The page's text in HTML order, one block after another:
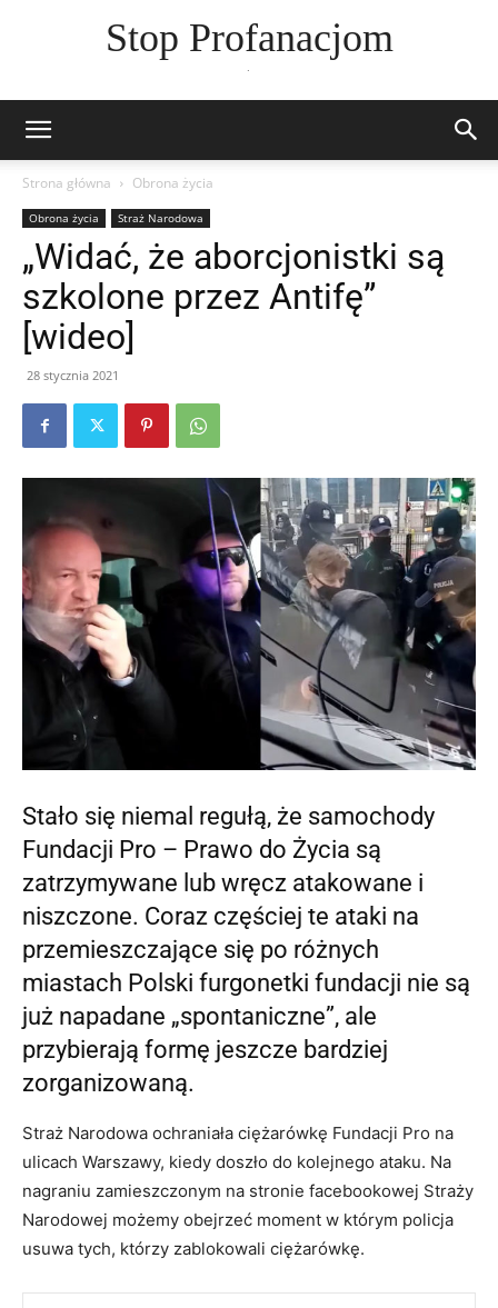
Stop Profanacjom
Strona główna Obrona życia
Obrona życia Straż Narodowa
„Widać, że aborcjonistki są
szkolone przez Antifę”
[wideo]
28 stycznia 2021
Stało się niemal regułą, że samochody
Fundacji Pro – Prawo do Życia są
zatrzymywane lub wręcz atakowane i
niszczone. Coraz częściej te ataki na
przemieszczające się po różnych
miastach Polski furgonetki fundacji nie są
już napadane „spontaniczne”, ale
przybierają formę jeszcze bardziej
zorganizowaną.
Straż Narodowa ochraniała ciężarówkę Fundacji Pro na
ulicach Warszawy, kiedy doszło do kolejnego ataku. Na
nagraniu zamieszczonym na stronie facebookowej Straży
Narodowej możemy obejrzeć moment w którym policja
usuwa tych, którzy zablokowali ciężarówkę.